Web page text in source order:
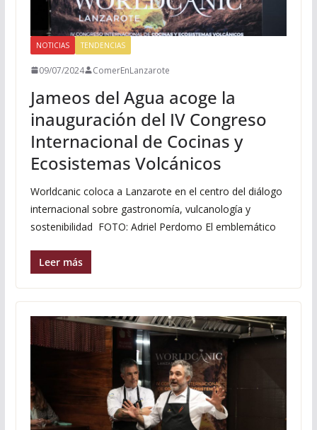
NOTICIAS TENDENCIAS
09/07/2024 ComerEnLanzarote
Jameos del Agua acoge la
inauguración del IV Congreso
Internacional de Cocinas y
Ecosistemas Volcánicos
Worldcanic coloca a Lanzarote en el centro del diálogo
internacional sobre gastronomía, vulcanología y
sostenibilidad FOTO: Adriel Perdomo El emblemático
Leer más